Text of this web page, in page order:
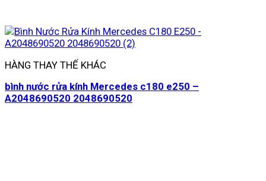
HÀNG THAY THẾ KHÁC
bình nước rửa kính Mercedes c180 e250 –
A2048690520 2048690520